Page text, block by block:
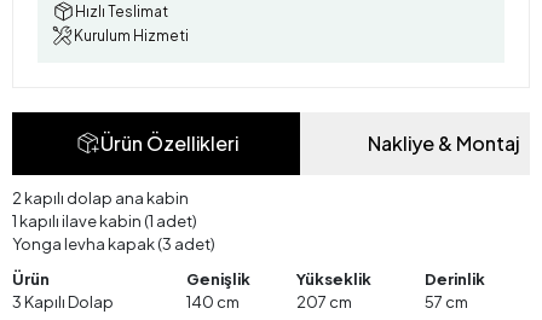
Hızlı Teslimat
Kurulum Hizmeti
Ürün Özellikleri Nakliye & Montaj
2 kapılı dolap ana kabin
1 kapılı ilave kabin (1 adet)
Yonga levha kapak (3 adet)
Ürün
Genişlik Yükseklik
Derinlik
3 Kapılı Dolap
140 cm 207 cm 57 cm